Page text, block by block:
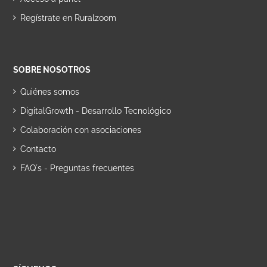
Regístrate en Ruralzoom
SOBRE NOSOTROS
Quiénes somos
DigitalGrowth - Desarrollo Tecnológico
Colaboración con asociaciones
Contacto
FAQ´s - Preguntas frecuentes